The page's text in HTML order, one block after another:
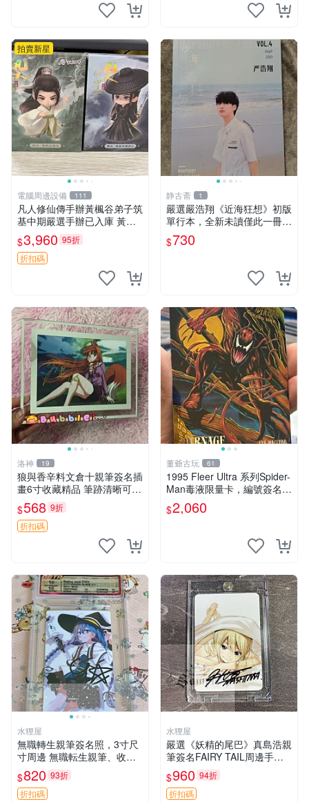
拍賣新星
電腦周邊設備 111
凡人修仙傳手辦黃楓谷弟子筑
基中期嚴選手辦已入庫 黃楓
谷限定 黃楓谷手辦 凡人修仙
傳手辦 韓力 黃楓谷弟子 筑基
中期手辦 黃楓谷限量版 手辦
$3,960 95折
折扣碼
静古斋 1
嚴選嚴浩翔《近海狂想》初版
單行本，全新未讀僅此一冊
近海狂想 嚴浩翔 初版單行本
$730
洛神 19
狼與香辛料文倉十親筆簽名插
畫6寸收藏精品 筆跡清晰可觸
摸 .擦拭驗證限量珍藏 狼與香
辛料 文倉十 揚州
$568 9折
折扣碼
董爺古玩 61
1995 Fleer Ultra 系列Spider-
Man毒液限量卡，編號簽名
版，全新收藏現貨，藍色背景
毒液卡，限量珍藏 蜘蛛俠 毒
$2,060
水狸屋
無職轉生親筆簽名照，3寸尺
寸周邊 無職転生親筆、收藏
原版卡磚 包裝精良 無職轉
生、親筆簽名、3寸照片
$820 93折
折扣碼
水狸屋
嚴選《妖精的尾巴》真島浩親
筆簽名FAIRY TAIL周邊手寫
限量收藏 尺寸3寸 日本回憶
版中古 妖精的尾巴 周邊 FAIR
Y_TAIL
$960 94折
折扣碼